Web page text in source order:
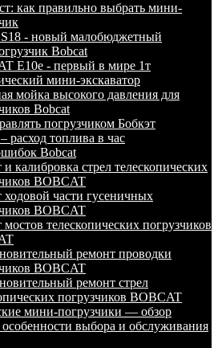
как правильно выбрать мини-
- новый малобюджетный
Bobcat
E10e - первый в мире 1т
мини-экскаватор
мойка высокого давления для
Bobcat
погрузчиком Бобкэт
расход топлива в час
Bobcat
калибровка стрел телескопических
BOBCAT
ходовой части гусеничных
BOBCAT
телескопических погрузчиков
ремонт проводки
BOBCAT
ремонт стрел
погрузчиков BOBCAT
мини-погрузчики — обзор
выбора и обслуживания